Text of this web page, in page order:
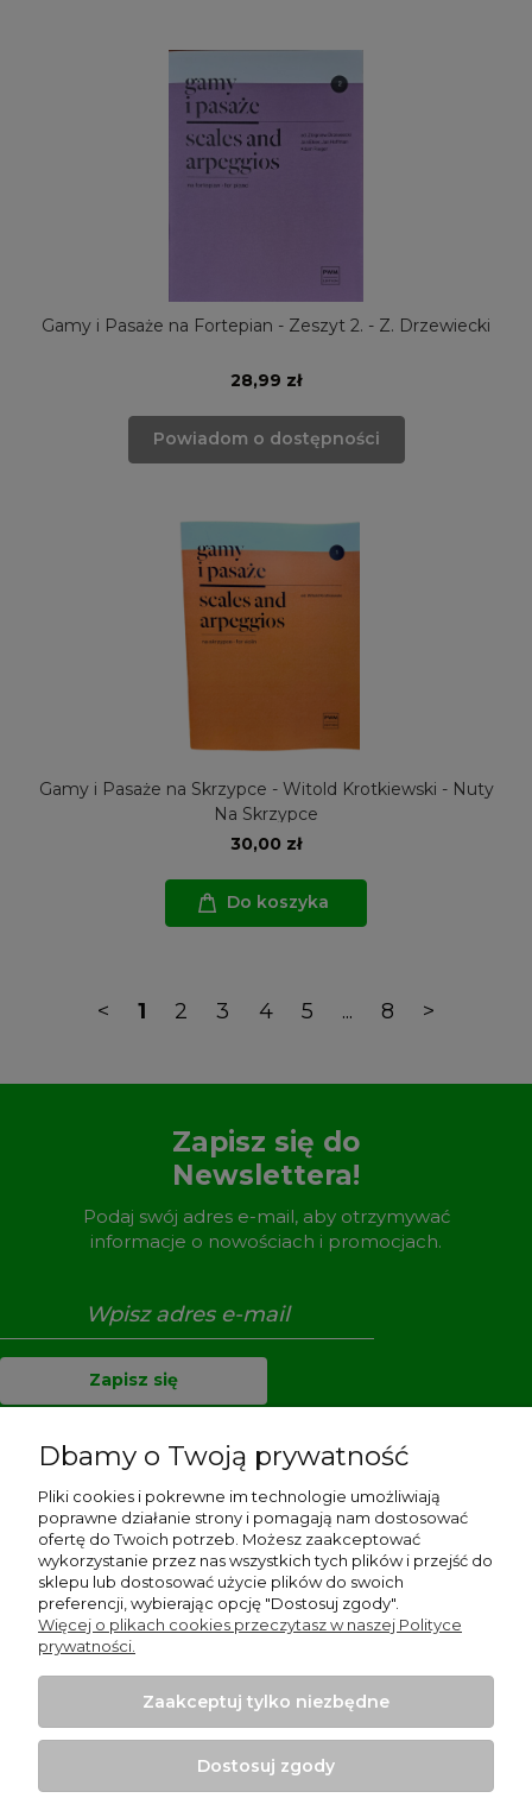
Gamy i Pasaże na Fortepian - Zeszyt 2. - Z. Drzewiecki
28,99 zł
Powiadom o dostępności
Gamy i Pasaże na Skrzypce - Witold Krotkiewski - Nuty
Na Skrzypce
30,00 zł
Do koszyka
< 1 2 3 4 5 ... 8 >
Zapisz się do
Newslettera!
Podaj swój adres e-mail, aby otrzymywać
informacje o nowościach i promocjach.
Zapisz się
Pomoc
Dostawa i płatności
Moje konto
Gwarancja i zwroty
Dbamy o Twoją prywatność
Pliki cookies i pokrewne im technologie umożliwiają
poprawne działanie strony i pomagają nam dostosować
ofertę do Twoich potrzeb. Możesz zaakceptować
wykorzystanie przez nas wszystkich tych plików i przejść do
sklepu lub dostosować użycie plików do swoich
preferencji, wybierając opcję "Dostosuj zgody".
Więcej o plikach cookies przeczytasz w naszej Polityce
prywatności.
Zaakceptuj tylko niezbędne
Dostosuj zgody